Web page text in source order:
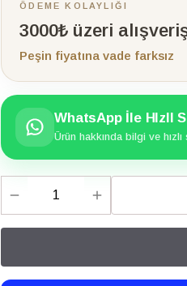
ÖDEME KOLAYLIĞI
3000₺ üzeri
Peşin fiyatına vade farksız
WhatsApp İle HIzlI
Ürün hakkında bilgi ve